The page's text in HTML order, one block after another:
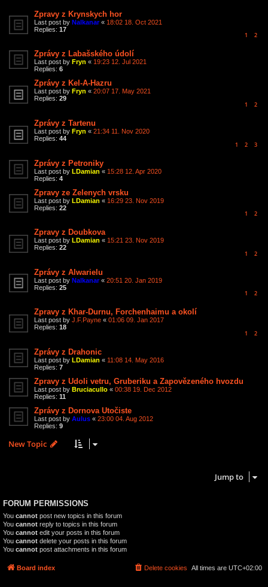
Zpravy z Krynskych hor
Last post by Nalkanar« 18:02 18. Oct 2021
Replies: 17
1 2
Zprávy z Labašského údolí
Last post by Fryn « 19:23 12. Jul 2021
Replies: 6
Zprávy z Kel-A-Hazru
Last post by Fryn « 20:07 17. May 2021
Replies: 29
1 2
Zprávy z Tartenu
Last post by Fryn « 21:34 11. Nov 2020
Replies: 44
1 2 3
Zprávy z Petroniky
Last post by LDamian « 15:28 12. Apr 2020
Replies: 4
Zpravy ze Zelenych vrsku
Last post by LDamian « 16:29 23. Nov 2019
Replies: 22
1 2
Zpravy z Doubkova
Last post by LDamian « 15:21 23. Nov 2019
Replies: 22
1 2
Zprávy z Alwarielu
Last post by Nalkanar« 20:51 20. Jan 2019
Replies: 25
1 2
Zpravy z Khar-Durnu, Forchenhaimu a okolí
Last post by J.F.Payne « 01:06 09. Jan 2017
Replies: 18
1 2
Zprávy z Drahonic
Last post by LDamian « 11:08 14. May 2016
Replies: 7
Zpravy z Udoli vetru, Gruberiku a Zapovězeného hvozdu
Last post by Bruciacullo « 00:38 19. Dec 2012
Replies: 11
Zprávy z Dornova Utočiste
Last post by Aulus « 23:00 04. Aug 2012
Replies: 9
New Topic
Jump to
FORUM PERMISSIONS
You cannot post new topics in this forum
You cannot reply to topics in this forum
You cannot edit your posts in this forum
You cannot delete your posts in this forum
You cannot post attachments in this forum
Board index All times are UTC+02:00
Delete cookies